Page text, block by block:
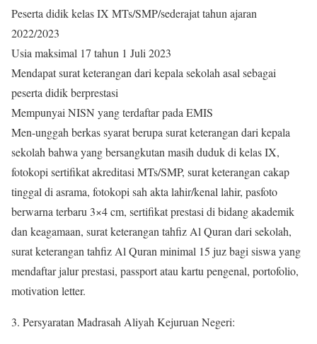
Peserta didik kelas IX MTs/SMP/sederajat tahun ajaran
2022/2023
Usia maksimal 17 tahun 1 Juli 2023
Mendapat surat keterangan dari kepala sekolah asal sebagai
peserta didik berprestasi
Mempunyai NISN yang terdaftar pada EMIS
Men-unggah berkas syarat berupa surat keterangan dari kepala
sekolah bahwa yang bersangkutan masih duduk di kelas IX,
fotokopi sertifikat akreditasi MTs/SMP, surat keterangan cakap
tinggal di asrama, fotokopi sah akta lahir/kenal lahir, pasfoto
berwarna terbaru 3×4 cm, sertifikat prestasi di bidang akademik
dan keagamaan, surat keterangan tahfiz Al Quran dari sekolah,
surat keterangan tahfiz Al Quran minimal 15 juz bagi siswa yang
mendaftar jalur prestasi, passport atau kartu pengenal, portofolio,
motivation letter.
3. Persyaratan Madrasah Aliyah Kejuruan Negeri: